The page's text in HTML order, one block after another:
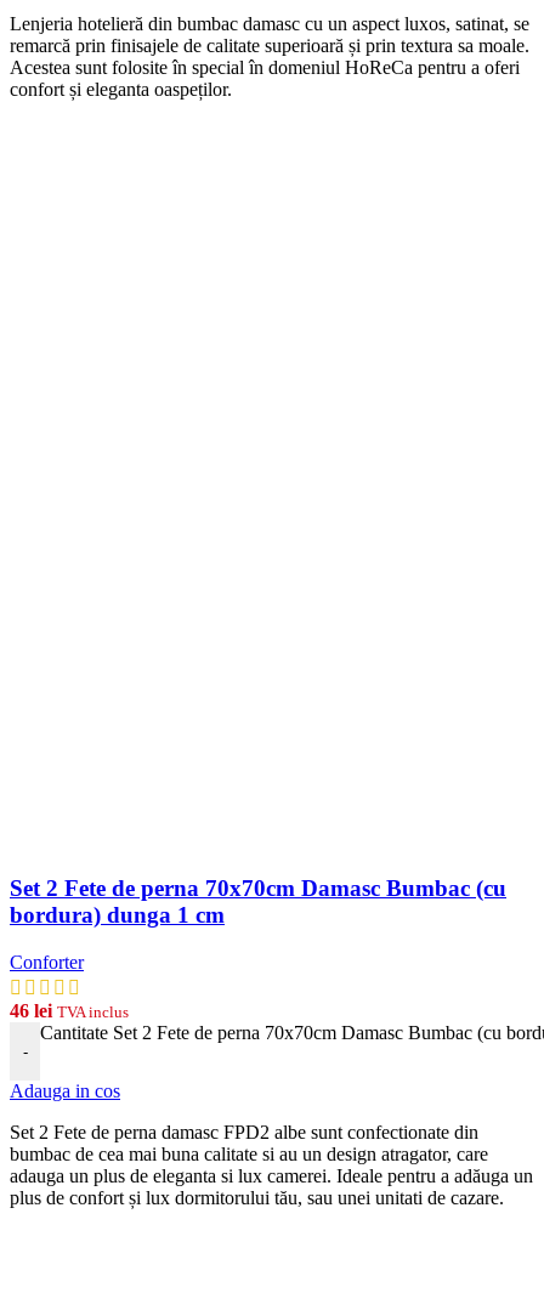
Lenjeria hotelieră din bumbac damasc cu un aspect luxos, satinat, se
remarcă prin finisajele de calitate superioară și prin textura sa moale.
Acestea sunt folosite în special în domeniul HoReCa pentru a oferi
confort și eleganta oaspeților.
Set 2 Fete de perna 70x70cm Damasc Bumbac (cu
bordura) dunga 1 cm
Conforter
46 lei TVA inclus
-
Cantitate Set 2 Fete de perna 70x70cm Damasc Bumbac (cu
Adauga in cos
Set 2 Fete de perna damasc FPD2 albe sunt confectionate din
bumbac de cea mai buna calitate si au un design atragator, care
adauga un plus de eleganta si lux camerei. Ideale pentru a adăuga un
plus de confort și lux dormitorului tău, sau unei unitati de cazare.